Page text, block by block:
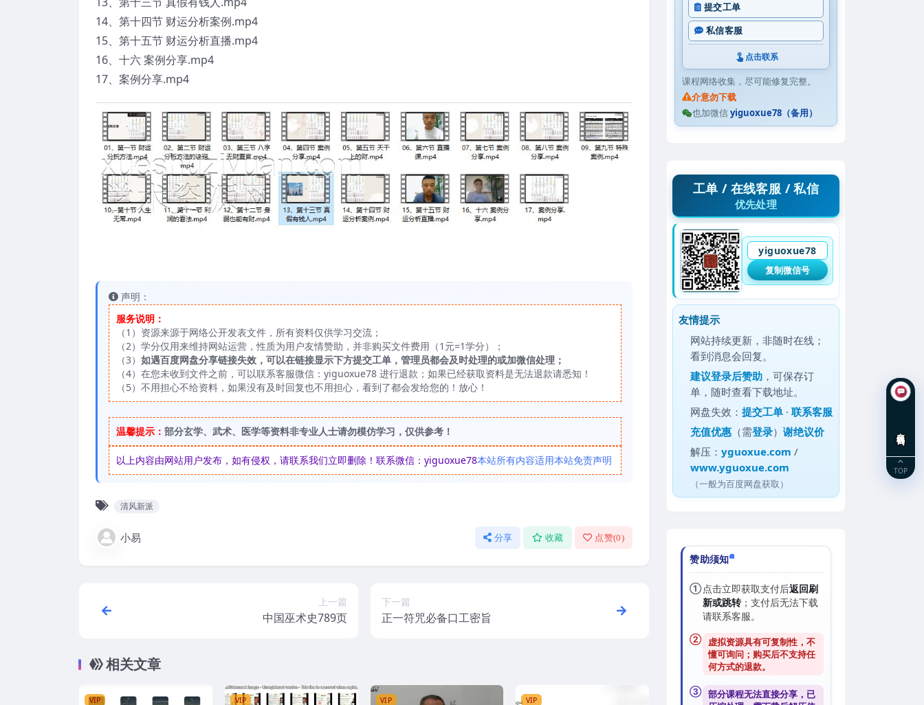
14、第十四节 财运分析案例.mp4
15、第十五节 财运分析直播.mp4
16、十六 案例分享.mp4
17、案例分享.mp4
声明：
服务说明：
（1）资源来源于网络公开发表文件，所有资料仅供学习交流；
（2）学分仅用来维持网站运营，性质为用户友情赞助，并非购买文件费用（1元=1学分）；
（3） 如遇百度网盘分享链接失效，可以在链接显示下方提交工单，管理员都会及时处理的或加微信处理；
（4）在您未收到文件之前，可以联系客服微信：yiguoxue78 进行退款；如果已经获取资料是无法退款请悉知！
（5）不用担心不给资料，如果没有及时回复也不用担心，看到了都会发给您的！放心！
温馨提示： 部分玄学、武术、医学等资料非专业人士请勿模仿学习，仅供参考！
以上内容由网站用户发布，如有侵权，请联系我们立即删除！联系微信：yiguoxue78本站所有内容适用本站免责声明
清风新派
小易 分享 收藏 点赞(0)
上一篇
中国巫术史789页
下一篇
正一符咒必备口工密旨
相关文章
VIP VIP VIP VIP
提交工单
私信客服
点击联系
课程网络收集，尽可能修复完整。
介意勿下载
也加微信yiguoxue78（备用）
工单 / 在线客服 / 私信
优先处理
yiguoxue78
复制微信号
友情提示
网站持续更新，非随时在线；
看到消息会回复。
建议登录后赞助 ，可保存订
单，随时查看下载地址。
网盘失效：提交工单 ·联系客服
充值优惠 （需登录）谢绝议价
解压：yguoxue.com /
www.yguoxue.com
（一般为百度网盘获取）
赞助须知
①点击立即获取支付后返回刷
新或跳转；支付后无法下载
请联系客服。
②
虚拟资源具有可复制性，不
懂可询问；购买后不支持任
何方式的退款。
③ 部分课程无法直接分享，已
TOP